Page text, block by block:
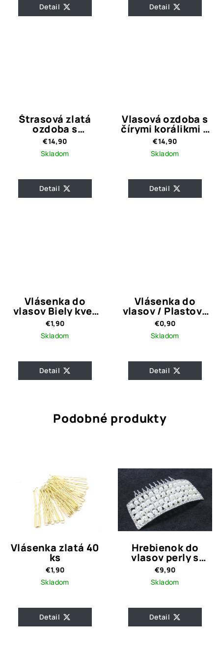
Detail Detail
Štrasová zlatá
ozdoba s
perličkami Nia
Gold
€14,90
Skladom
Detail
Vlasová ozdoba s
čírymi korálikmi a
bielymi perličkami
LINA
€14,90
Skladom
Detail
Vlásenka do
vlasov Biely kvet
ROSE
€1,90
Skladom
Detail
Vlásenka do
vlasov / Plastový
kvietok s čírym
kamienkom
€0,90
Skladom
Detail
Podobné produkty
Vlásenka zlatá 40
ks
€1,90
Skladom
Detail
Hrebienok do
vlasov perly s
kamienkami
€9,90
Skladom
Detail